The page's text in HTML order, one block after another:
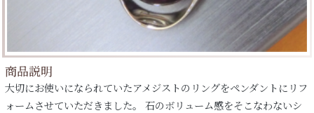
商品説明
大切にお使いになられていたアメジストのリングをペンダントにリフ
ォームさせていただきました。 石のボリューム感をそこなわないシ